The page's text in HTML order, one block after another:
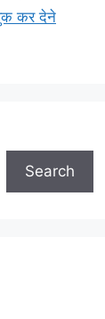
कर देने
Search